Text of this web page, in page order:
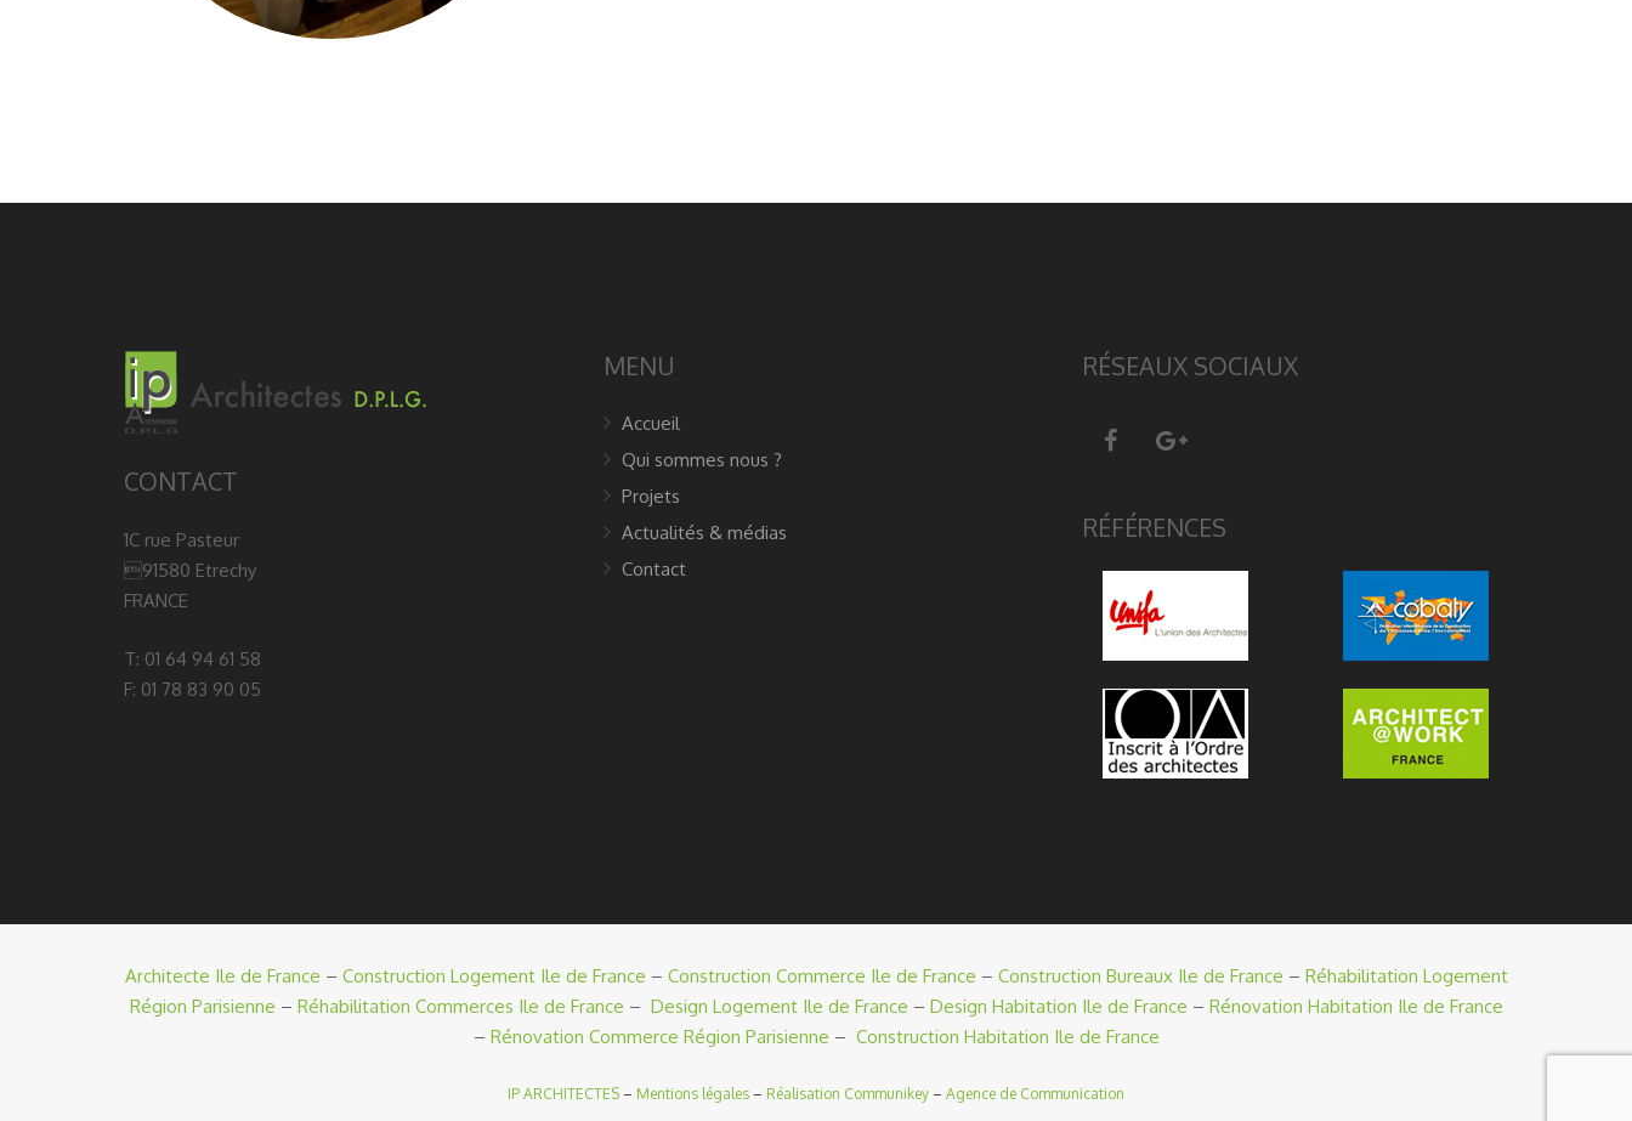
CONTACT
1C rue Pasteur
91580 Etrechy
FRANCE
T: 01 64 94 61 58
F: 01 78 83 90 05
MENU
Accueil
Qui sommes nous ?
Projets
Actualités & médias
Contact
RÉSEAUX SOCIAUX
RÉFÉRENCES
Architecte Ile de France – Construction Logement Ile de France – Construction Commerce Ile de France – Construction Bureaux Ile de France – Réhabilitation Logement
Région Parisienne – Réhabilitation Commerces Ile de France – Design Logement Ile de France – Design Habitation Ile de France – Rénovation Habitation Ile de France
– Rénovation Commerce Région Parisienne – Construction Habitation Ile de France
IP ARCHITECTES – Mentions légales – Réalisation Communikey – Agence de Communication